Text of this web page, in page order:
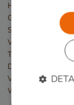
Hekwerk
Gevelbekleding
Steigers
Vlonder
Terras
Dakterras
Veranda
Winkelvloer en